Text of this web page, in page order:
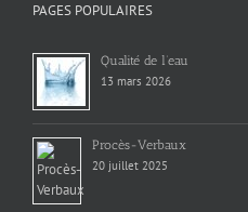
PAGES POPULAIRES
Qualité de l’eau
13 mars 2026
Procès-Verbaux
20 juillet 2025